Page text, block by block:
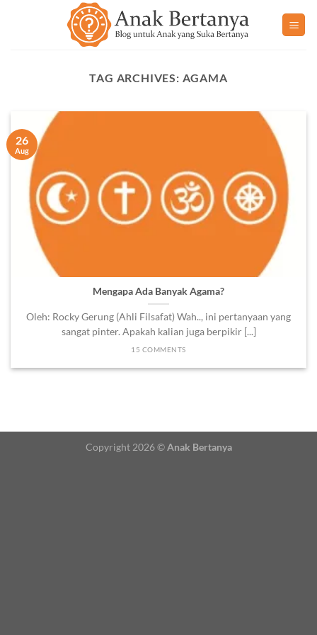
TAG ARCHIVES: AGAMA
Mengapa Ada Banyak Agama?
Oleh: Rocky Gerung (Ahli Filsafat) Wah.., ini pertanyaan yang
sangat pinter. Apakah kalian juga berpikir [...]
15 COMMENTS
26
Aug
Copyright 2026 ©Anak Bertanya